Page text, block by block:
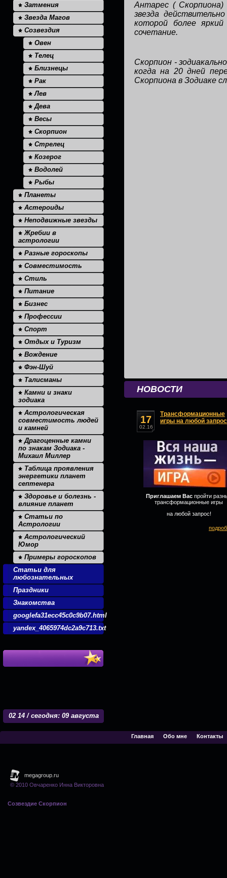
Затмения
Звезда Магов
Созвездия
Овен
Телец
Близнецы
Рак
Лев
Дева
Весы
Скорпион
Стрелец
Козерог
Водолей
Рыбы
Планеты
Астероиды
Неподвижные звезды
Жребии в
астрологии
Разные гороскопы
Совместимость
Стиль
Питание
Бизнес
Профессии
Спорт
Отдых и Туризм
Вождение
Фэн-Шуй
Талисманы
Камни и знаки
зодиака
Астрологическая
совместимость людей
и камней
Драгоценные камни
по знакам Зодиака -
Михаил Миллер
Таблица проявления
энергетики планет
септенера
Здоровье и болезнь -
влияние планет
Статьи по
Астрологии
Астрологический
Юмор
Примеры гороскопов
Статьи для
любознательных
Праздники
Знакомства
googlefa31ecc45c0c9b07.html
yandex_4065974dc2a9c713.txt
02: 14 / сегодня: 09 августа
Антарес ( Скорпиона)
звезда
которой более
сочетание.
Скорпион -
когда на 20 дней
Скорпиона в Зодиаке
НОВОСТИ
17
02.16
Трансформационные
игры на любой
Приглашаем Вас пройти
трансформационные игры
на любой запрос!
Главная Обо мне Контакты
© 2010 Овчаренко Инна Викторовна
Созвездие Скорпион